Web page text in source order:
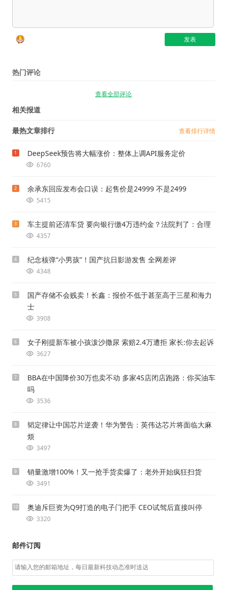
热门评论
查看全部评论
相关报道
最热文章排行 查看排行详情
1 DeepSeek预告将大幅涨价：整体上调API服务定价
6760
2 余承东回应发布会口误：起售价是24999 不是2499
5415
3 车主提前还清车贷 要向银行缴4万违约金？法院判了：合理
4357
4 纪念核弹“小男孩”！国产抗日影游发售 全网差评
4348
5
国产存储不会贱卖！长鑫：报价不低于甚至高于三星和海力
士
3908
6 女子刚提新车被小孩泼沙撒尿 索赔2.4万遭拒 家长:你去起诉
3627
7
BBA在中国降价30万也卖不动 多家4S店闭店跑路：你买油车
吗
3536
8
韬定律让中国芯片逆袭！华为警告：英伟达芯片将面临大麻
烦
3497
9 销量激增100%！又一抢手货卖爆了：老外开始疯狂扫货
3491
10 奥迪斥巨资为Q9打造的电子门把手 CEO试驾后直接叫停
3320
邮件订阅